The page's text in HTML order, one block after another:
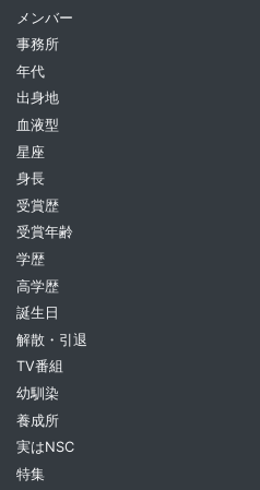
メンバー
事務所
年代
出身地
血液型
星座
身長
受賞歴
受賞年齢
学歴
高学歴
誕生日
解散・引退
TV番組
幼馴染
養成所
実はNSC
特集